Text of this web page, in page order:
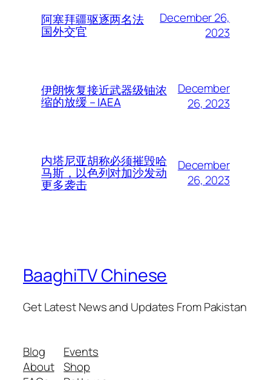
阿塞拜疆驱逐两名法
国外交官
December 26,
2023
伊朗恢复接近武器级铀浓
缩的放缓 – IAEA
December
26, 2023
内塔尼亚胡称必须摧毁哈
马斯，以色列对加沙发动
更多袭击
December
26, 2023
BaaghiTV Chinese
Get Latest News and Updates From Pakistan
Blog
About
Events
Shop